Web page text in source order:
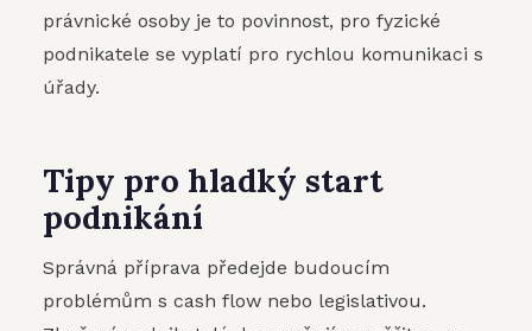
právnické osoby je to povinnost, pro fyzické
podnikatele se vyplatí pro rychlou komunikaci s
úřady.
Tipy pro hladký start
podnikání
Správná příprava předejde budoucím
problémům s cash flow nebo legislativou.